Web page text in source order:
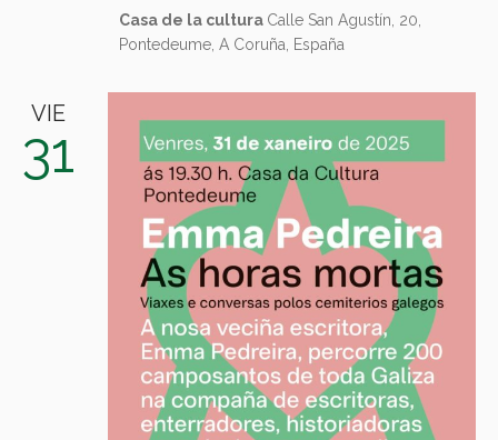
Casa de la cultura Calle San Agustín, 20,
Pontedeume, A Coruña, España
VIE
31